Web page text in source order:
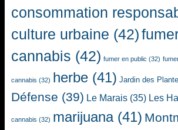
consommation
culture urbaine (42)
cannabis (42) fumer en public (32)
cannabis (32) herbe (41) Jardin des
Défense (39) Le Marais (35) Les
cannabis (32) marijuana(41)